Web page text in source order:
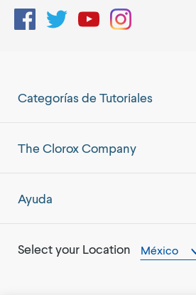
Categorías de Tutoriales
The Clorox Company
Ayuda
Select your Location México
FacebookTwitterYouTubeInstagram